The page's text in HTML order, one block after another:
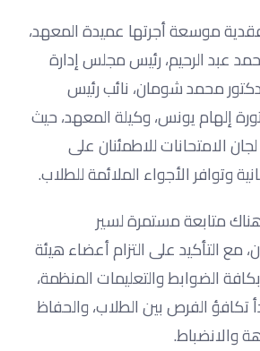
موسعة أجرتها عميدة المعهد،
عبد الرحيم، رئيس مجلس إدارة
محمد شومان، نائب رئيس
إلهام يونس، وكيلة المعهد، حيث
الامتحانات للاطمئنان على
وتوافر الأجواء الملائمة للطلاب.
متابعة مستمرة لسير
مع التأكيد على التزام أعضاء هيئة
الضوابط والتعليمات المنظمة،
الفرص بين الطلاب، والحفاظ
والانضباط.